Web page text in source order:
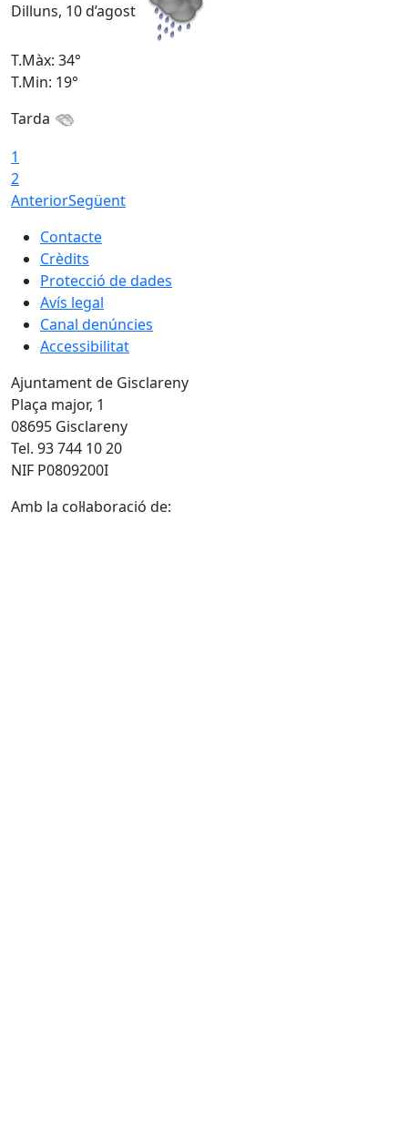
Dilluns, 10 d’agost
T.Màx: 34°
T.Min: 19°
Tarda
1
2
AnteriorSegüent
Contacte
Crèdits
Protecció de dades
Avís legal
Canal denúncies
Accessibilitat
Ajuntament de Gisclareny
Plaça major, 1
08695 Gisclareny
Tel. 93 744 10 20
NIF P0809200I
Amb la col·laboració de: